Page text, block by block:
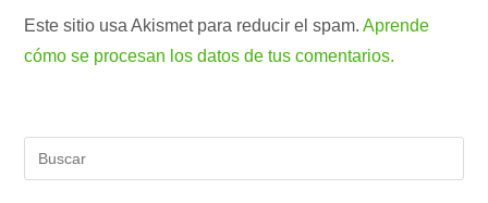
Este sitio usa Akismet para reducir el spam.Aprende
cómo se procesan los datos de tus comentarios.